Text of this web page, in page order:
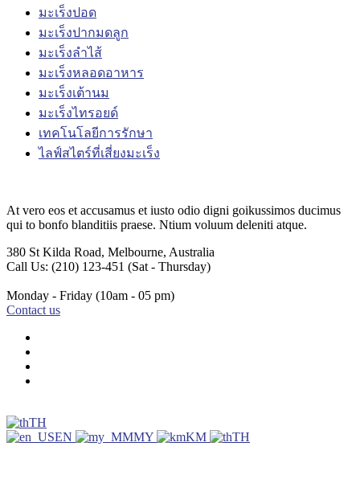
มะเร็งปอด
มะเร็งปากมดลูก
มะเร็งลำไส้
มะเร็งหลอดอาหาร
มะเร็งเต้านม
มะเร็งไทรอยด์
เทคโนโลยีการรักษา
ไลฟ์สไตร์ที่เสี่ยงมะเร็ง
At vero eos et accusamus et iusto odio digni goikussimos ducimus
qui to bonfo blanditiis praese. Ntium voluum deleniti atque.
380 St Kilda Road, Melbourne, Australia
Call Us: (210) 123-451 (Sat - Thursday)
Monday - Friday (10am - 05 pm)
Contact us
TH
EN
MY KM TH